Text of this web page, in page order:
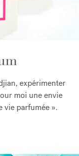
expérimenter
moi une envie
vie parfumée ».